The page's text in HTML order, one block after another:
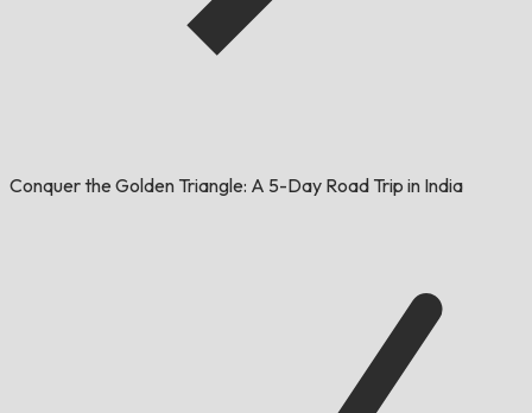
Conquer the Golden Triangle: A 5-Day Road Trip in India